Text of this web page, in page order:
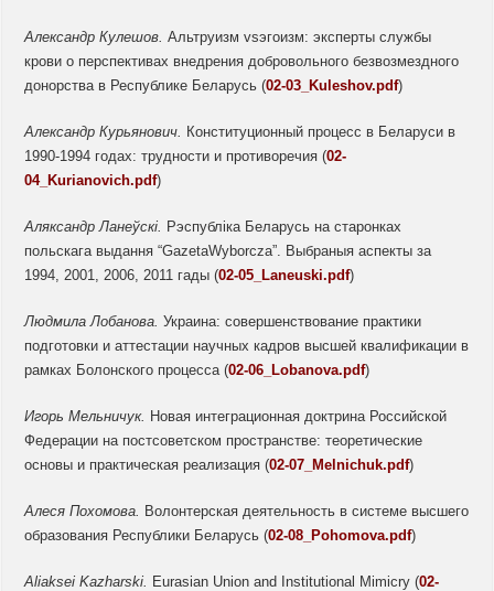
Александр Кулешов.Альтруизм vsэгоизм: эксперты службы
крови о перспективах внедрения добровольного безвозмездного
донорства в Республике Беларусь (02-03_Kuleshov.pdf)
Александр Курьянович. Конституционный процесс в Беларуси в
1990-1994 годах: трудности и противоречия (02-
04_Kurianovich.pdf)
АляксандрЛанеўскі. Рэспубліка Беларусь на старонках
польскага выдання “GazetaWyborcza”. Выбраныя аспекты за
1994, 2001, 2006, 2011 гады (02-05_Laneuski.pdf)
Людмила Лобанова.Украина: совершенствование практики
подготовки и аттестации научных кадров высшей квалификации в
рамках Болонского процесса (02-06_Lobanova.pdf)
Игорь Мельничук. Новая интеграционная доктрина Российской
Федерации на постсоветском пространстве: теоретические
основы и практическая реализация (02-07_Melnichuk.pdf)
Алеся Похомова. Волонтерская деятельность в системе высшего
образования Республики Беларусь (02-08_Pohomova.pdf)
Aliaksei Kazharski. Eurasian Union and Institutional Mimicry (02-